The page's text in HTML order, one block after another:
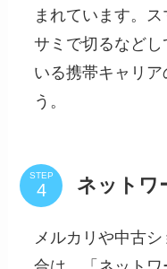
まれています。
サミで切るなど
いる携帯キャリ
う。
STEP ネットワ
メルカリや中古